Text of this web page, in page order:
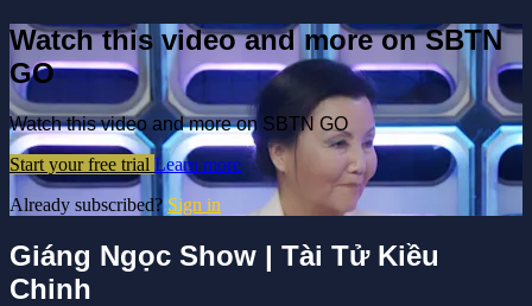
Watch this video and more on SBTN
GO
Watch this video and more on SBTN GO
Start your free trial Learn more
Already subscribed? Sign in
Giáng Ngọc Show | Tài Tử Kiều
Chinh